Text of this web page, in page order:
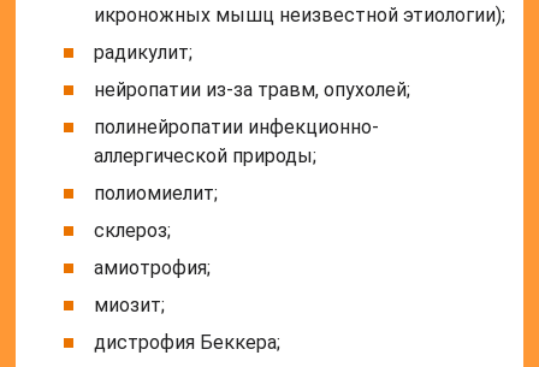
икроножных мышц неизвестной этиологии);
радикулит;
нейропатии из-за травм, опухолей;
полинейропатии инфекционно-
аллергической природы;
полиомиелит;
склероз;
амиотрофия;
миозит;
дистрофия Беккера;